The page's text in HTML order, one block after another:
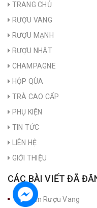
TRANG CHỦ
RƯỢU VANG
RƯỢU MẠNH
RƯỢU NHẬT
CHAMPAGNE
HỘP QÙA
TRÀ CAO CẤP
PHỤ KIỆN
TIN TỨC
LIÊN HỆ
GIỚI THIỆU
CÁC BÀI VIẾT ĐÃ
Nút Bần Rượu Vang